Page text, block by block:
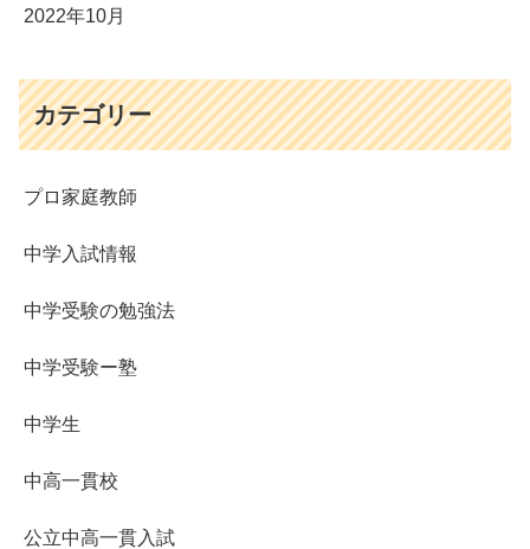
2022年10月
カテゴリー
プロ家庭教師
中学入試情報
中学受験の勉強法
中学受験ー塾
中学生
中高一貫校
公立中高一貫入試